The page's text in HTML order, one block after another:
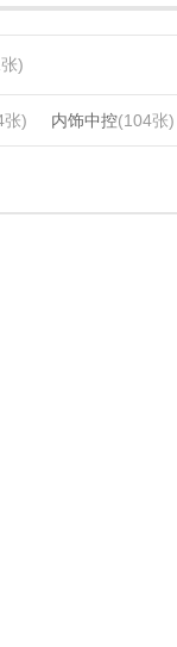
)
张) 内饰中控(104张)